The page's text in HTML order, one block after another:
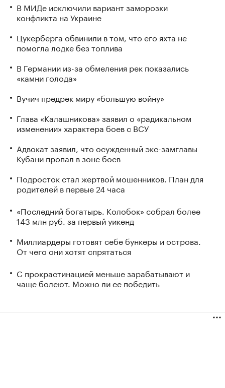
В МИДе исключили вариант заморозки
конфликта на Украине
Цукерберга обвинили в том, что его яхта не
помогла лодке без топлива
В Германии из-за обмеления рек показались
«камни голода»
Вучич предрек миру «большую войну»
Глава «Калашникова» заявил о «радикальном
изменении» характера боев с ВСУ
Адвокат заявил, что осужденный экс-замглавы
Кубани пропал в зоне боев
Подросток стал жертвой мошенников. План для
родителей в первые 24 часа
«Последний богатырь. Колобок» собрал более
143 млн руб. за первый уикенд
Миллиардеры готовят себе бункеры и острова.
От чего они хотят спрятаться
С прокрастинацией меньше зарабатывают и
чаще болеют. Можно ли ее победить